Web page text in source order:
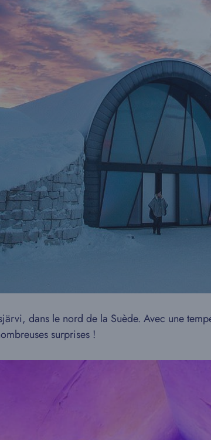
dans le nord de la Suède. Avec une
surprises !